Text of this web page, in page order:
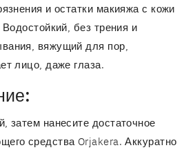
и остатки макияжа с кожи
без трения и
вяжущий для пор,
лицо, даже глаза.
затем нанесите достаточное
средства Orjakera. Аккуратно